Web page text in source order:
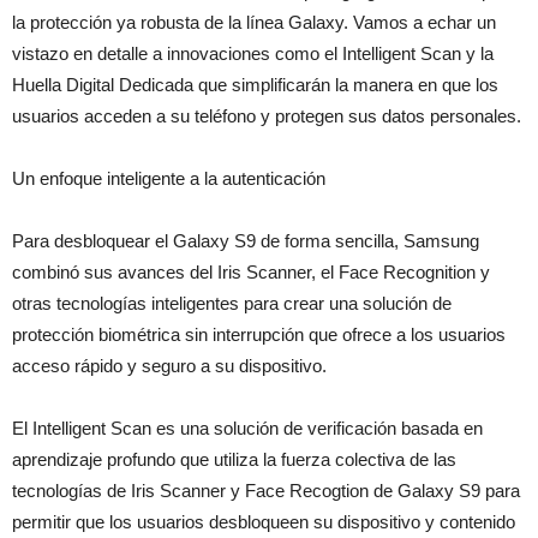
la protección ya robusta de la línea Galaxy. Vamos a echar un
vistazo en detalle a innovaciones como el Intelligent Scan y la
Huella Digital Dedicada que simplificarán la manera en que los
usuarios acceden a su teléfono y protegen sus datos personales.
Un enfoque inteligente a la autenticación
Para desbloquear el Galaxy S9 de forma sencilla, Samsung
combinó sus avances del Iris Scanner, el Face Recognition y
otras tecnologías inteligentes para crear una solución de
protección biométrica sin interrupción que ofrece a los usuarios
acceso rápido y seguro a su dispositivo.
El Intelligent Scan es una solución de verificación basada en
aprendizaje profundo que utiliza la fuerza colectiva de las
tecnologías de Iris Scanner y Face Recogtion de Galaxy S9 para
permitir que los usuarios desbloqueen su dispositivo y contenido